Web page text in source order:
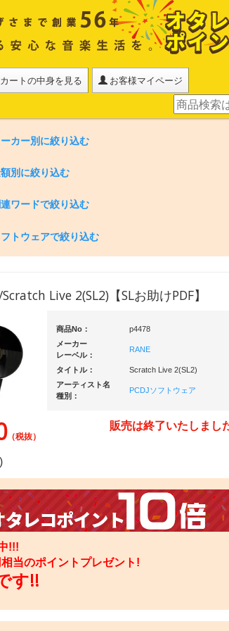
カートの中身を見る お客様マイページ
カー別に絞り込む
別に絞り込む
ワードで絞り込む
トウェアで絞り込む
Live 2(SL2)【SLお助けPDF】
商品No：
p4478
メーカー
レーベル：
RANE
タイトル：
Scratch Live 2(SL2)
アーティスト名
種別：
PCDJソフトウェア
（税抜）
販売は終了いたしまし
!!!
相当のポイントプレゼント!
す!!